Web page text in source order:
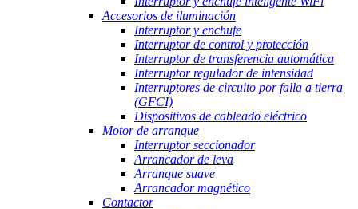
Accesorios de iluminación
Interruptor y enchufe
Interruptor de control y protección
Interruptor de transferencia automática
Interruptor regulador de intensidad
Interruptores de circuito por falla a tierra
(GFCI)
Dispositivos de cableado eléctrico
Motor de arranque
Interruptor seccionador
Arrancador de leva
Arranque suave
Arrancador magnético
Contactor